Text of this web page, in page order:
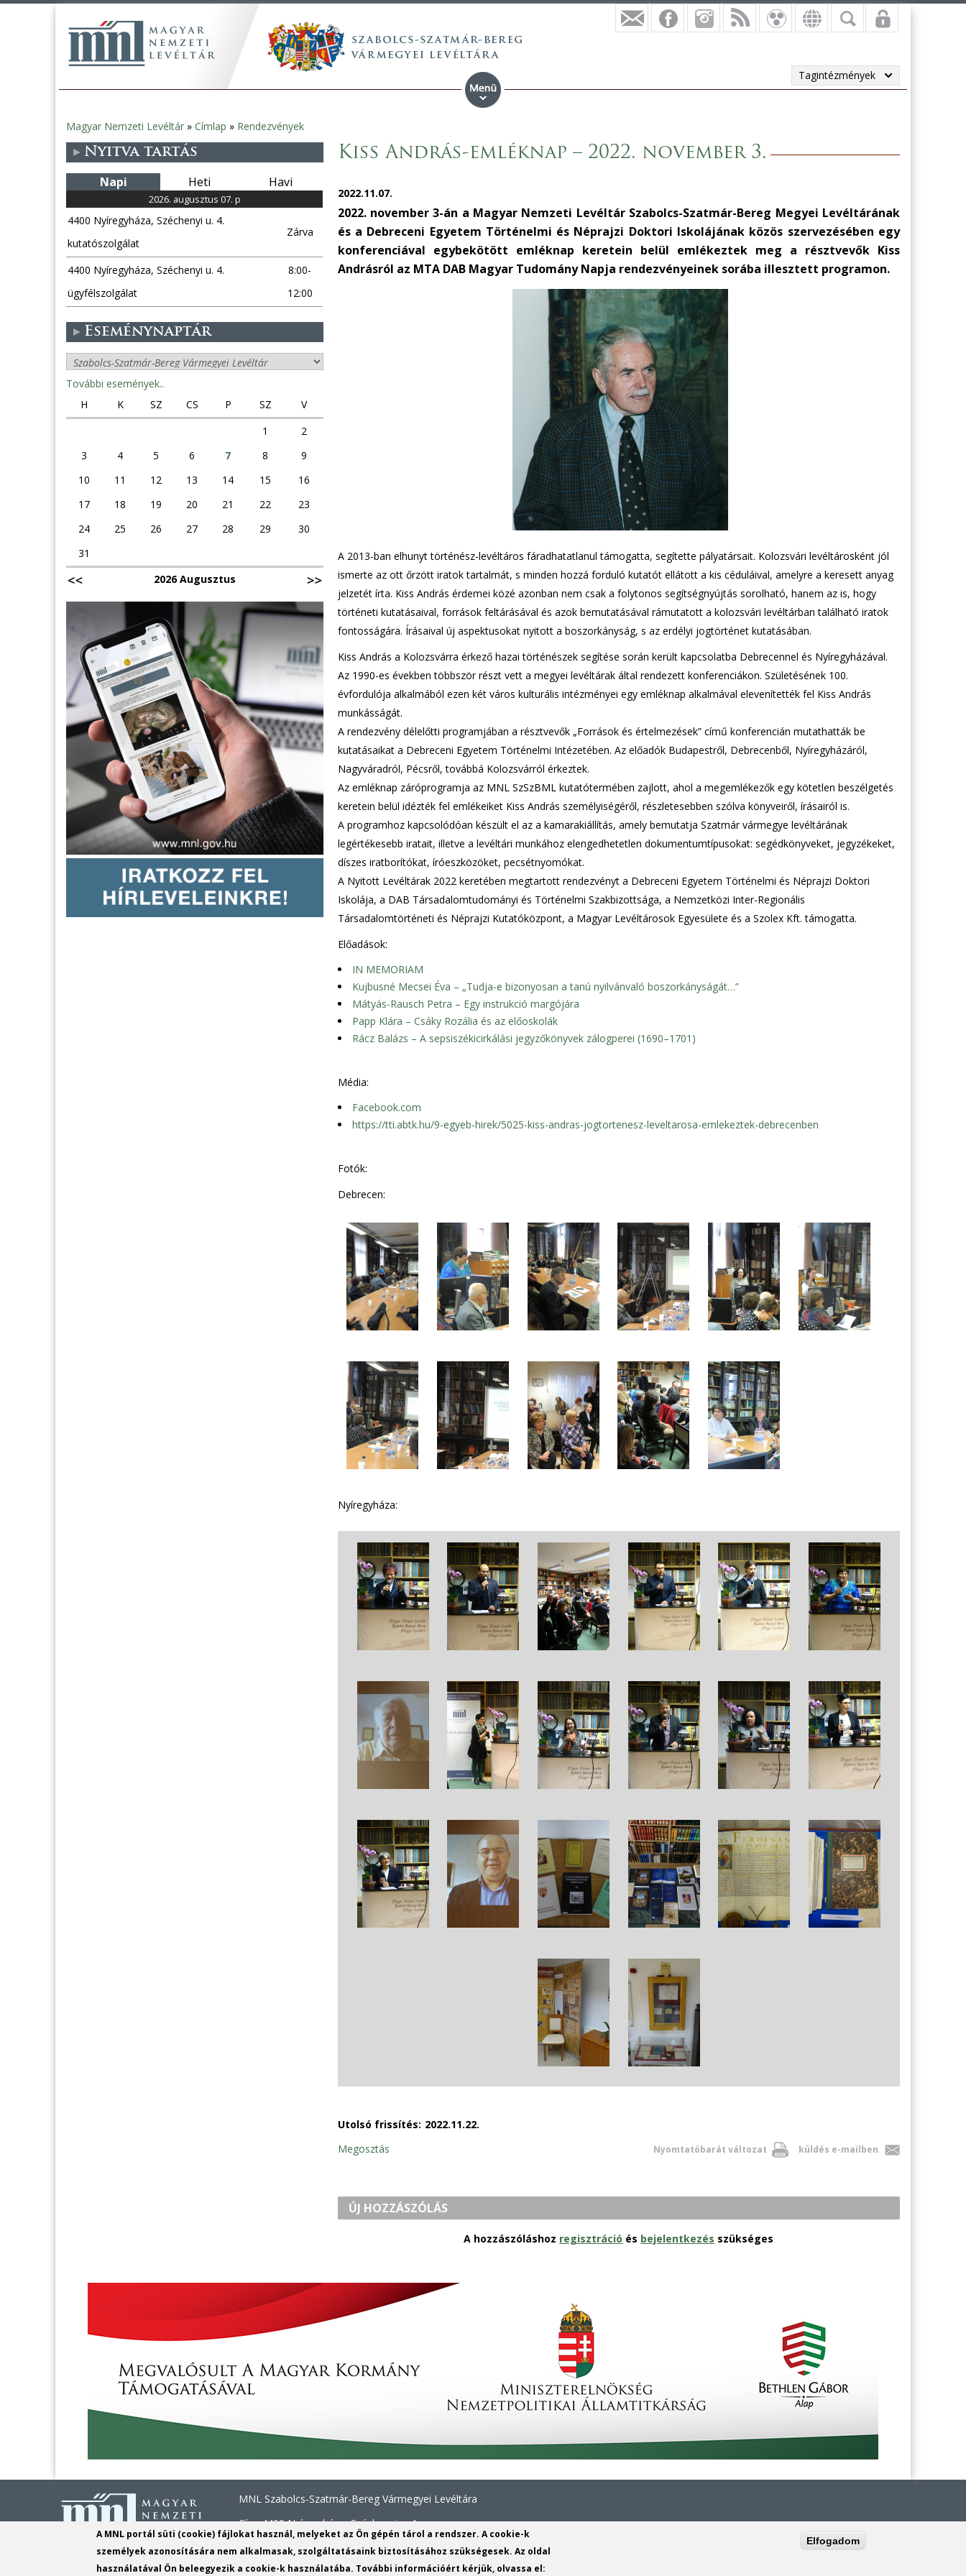
Tagintézmények
Jelenlegi
hely
Magyar Nemzeti Levéltár » Címlap » Rendezvények
Kiss András-emléknap – 2022. november 3.
2022.11.07.
2022. november 3-án a Magyar Nemzeti Levéltár Szabolcs-Szatmár-Bereg Megyei Levéltárának
és a Debreceni Egyetem Történelmi és Néprajzi Doktori Iskolájának közös szervezésében egy
konferenciával egybekötött emléknap keretein belül emlékeztek meg a résztvevők Kiss
Andrásról az MTA DAB Magyar Tudomány Napja rendezvényeinek sorába illesztett programon.
A 2013-ban elhunyt történész-levéltáros fáradhatatlanul támogatta, segítette pályatársait. Kolozsvári levéltárosként jól
ismerte az ott őrzött iratok tartalmát, s minden hozzá forduló kutatót ellátott a kis céduláival, amelyre a keresett anyag
jelzetét írta. Kiss András érdemei közé azonban nem csak a folytonos segítségnyújtás sorolható, hanem az is, hogy
történeti kutatásaival, források feltárásával és azok bemutatásával rámutatott a kolozsvári levéltárban található iratok
fontosságára. Írásaival új aspektusokat nyitott a boszorkányság, s az erdélyi jogtörténet kutatásában.
Kiss András a Kolozsvárra érkező hazai történészek segítése során került kapcsolatba Debrecennel és Nyíregyházával.
Az 1990-es években többször részt vett a megyei levéltárak által rendezett konferenciákon. Születésének 100.
évfordulója alkalmából ezen két város kulturális intézményei egy emléknap alkalmával elevenítették fel Kiss András
munkásságát.
A rendezvény délelőtti programjában a résztvevők „Források és értelmezések” című konferencián mutathatták be
kutatásaikat a Debreceni Egyetem Történelmi Intézetében. Az előadók Budapestről, Debrecenből, Nyíregyházáról,
Nagyváradról, Pécsről, továbbá Kolozsvárról érkeztek.
Az emléknap záróprogramja az MNL SzSzBML kutatótermében zajlott, ahol a megemlékezők egy kötetlen beszélgetés
keretein belül idézték fel emlékeiket Kiss András személyiségéről, részletesebben szólva könyveiről, írásairól is.
A programhoz kapcsolódóan készült el az a kamarakiállítás, amely bemutatja Szatmár vármegye levéltárának
legértékesebb iratait, illetve a levéltári munkához elengedhetetlen dokumentumtípusokat: segédkönyveket, jegyzékeket,
díszes iratborítókat, íróeszközöket, pecsétnyomókat.
A Nyitott Levéltárak 2022 keretében megtartott rendezvényt a Debreceni Egyetem Történelmi és Néprajzi Doktori
Iskolája, a DAB Társadalomtudományi és Történelmi Szakbizottsága, a Nemzetközi Inter-Regionális
Társadalomtörténeti és Néprajzi Kutatóközpont, a Magyar Levéltárosok Egyesülete és a Szolex Kft. támogatta.
Előadások:
IN MEMORIAM
Kujbusné Mecsei Éva – „Tudja-e bizonyosan a tanú nyilvánvaló boszorkányságát…”
Mátyás-Rausch Petra – Egy instrukció margójára
Papp Klára – Csáky Rozália és az előoskolák
Rácz Balázs – A sepsiszékicirkálási jegyzőkönyvek zálogperei (1690–1701)
Média:
Facebook.com
https://tti.abtk.hu/9-egyeb-hirek/5025-kiss-andras-jogtortenesz-leveltarosa-emlekeztek-debrecenben
Fotók:
Debrecen:
Nyíregyháza:
Utolsó frissítés: 2022.11.22.
Nyomtatóbarát változat küldés e-mailben
Megosztás
ÚJ HOZZÁSZÓLÁS
A hozzászóláshoz regisztráció és bejelentkezés szükséges
Nyitva tartás
Napi Heti Havi
2026. augusztus 07. p
4400 Nyíregyháza, Széchenyi u. 4.
kutatószolgálat
Zárva
4400 Nyíregyháza, Széchenyi u. 4.
ügyfélszolgálat
8:00-
12:00
Eseménynaptár
További események..
H
K SZ CS P SZ
V
1
2
3
4 5 6 7 8
9
10
11 12 13 14 15
16
17
18 19 20 21 22
23
24
25 26 27 28 29
30
31
2026 Augusztus
MNL Szabolcs-Szatmár-Bereg Vármegyei Levéltára
Cím: 4400 Nyíregyháza, Széchenyi u. 4.
Telefon: +36 42 414 313
E-mail:szszbvl@mnl.gov.hu(link
A MNL portál süti (cookie) fájlokat használ, melyeket az Ön gépén tárol a rendszer. A cookie-k
személyek azonosítására nem alkalmasak, szolgáltatásaink biztosításához szükségesek. Az oldal
használatával Ön beleegyezik a cookie-k használatába. További információért kérjük, olvassa el:
Elfogadom